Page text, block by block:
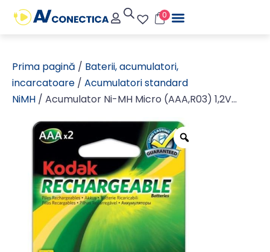
0
Prima pagină / Baterii, acumulatori,
incarcatoare / Acumulatori standard
NiMH / Acumulator Ni-MH Micro (AAA,R03) 1,2V